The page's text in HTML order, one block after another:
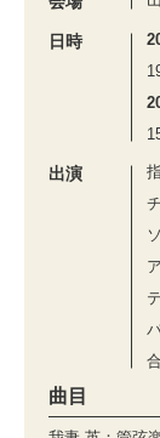
日時
出演
曲目